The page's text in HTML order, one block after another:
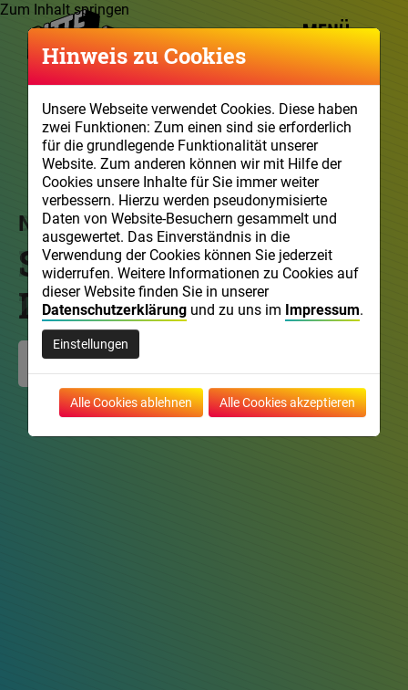
Zum Inhalt springen
Neues Material
Social Media und
Demokratie
Zum Material
Das war #ZeichenSetzen
Mitreden im Netz
2025 & 2026
Jetzt Gewinnerbeiträge ansehen
Hinweis zu Cookies
Unsere Webseite verwendet Cookies. Diese haben
zwei Funktionen: Zum einen sind sie erforderlich
für die grundlegende Funktionalität unserer
Website. Zum anderen können wir mit Hilfe der
Cookies unsere Inhalte für Sie immer weiter
verbessern. Hierzu werden pseudonymisierte
Daten von Website-Besuchern gesammelt und
ausgewertet. Das Einverständnis in die
Verwendung der Cookies können Sie jederzeit
widerrufen. Weitere Informationen zu Cookies auf
dieser Website finden Sie in unserer
Datenschutzerklärung und zu uns im Impressum.
Einstellungen
Alle Cookies ablehnen Alle Cookies akzeptieren